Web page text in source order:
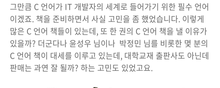
그만큼 C 언어가 IT 개발자의 세계로 들어가기 위한 필수 언어
이겠죠. 책을 준비하면서 사실 고민을 좀 했었습니다. 이렇게
많은 C 언어 책들이 있는데, 또 한 권의 C 언어 책을 낼 이유가
있을까? 더군다나 윤성우 님이나 박정민 님를 비롯한 몇 분의
C 언어 책이 대세를 이루고 있는데, 대학교재 출판사도 아닌데
판매는 과연 잘 될까? 하는 고민도 있었고요.